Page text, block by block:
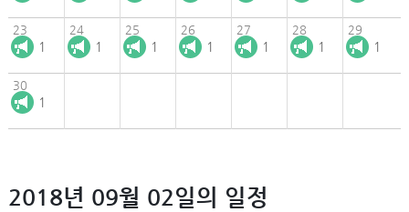
23
1
24
1
25
1
26
1
27
1
28
1
29
1
30
1
2018년 09월 02일의 일정